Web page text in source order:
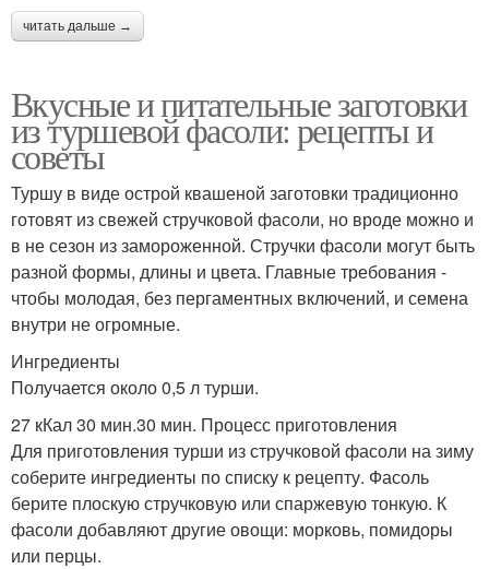
читать дальше →
Вкусные и питательные заготовки
из туршевой фасоли: рецепты и
советы
Туршу в виде острой квашеной заготовки традиционно
готовят из свежей стручковой фасоли, но вроде можно и
в не сезон из замороженной. Стручки фасоли могут быть
разной формы, длины и цвета. Главные требования -
чтобы молодая, без пергаментных включений, и семена
внутри не огромные.
Ингредиенты
Получается около 0,5 л турши.
27 кКал 30 мин.30 мин. Процесс приготовления
Для приготовления турши из стручковой фасоли на зиму
соберите ингредиенты по списку к рецепту. Фасоль
берите плоскую стручковую или спаржевую тонкую. К
фасоли добавляют другие овощи: морковь, помидоры
или перцы.